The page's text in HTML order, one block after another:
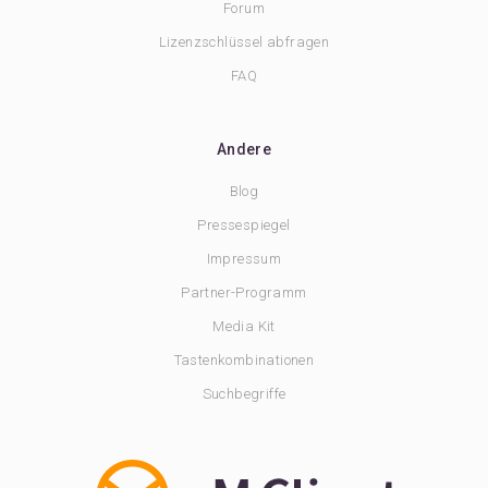
Forum
Lizenzschlüssel abfragen
FAQ
Andere
Blog
Pressespiegel
Impressum
Partner-Programm
Media Kit
Tastenkombinationen
Suchbegriffe